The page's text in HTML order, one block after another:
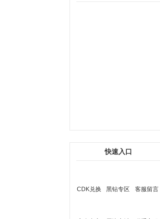
快速入口
CDK兑换 黑钻专区 客服留言